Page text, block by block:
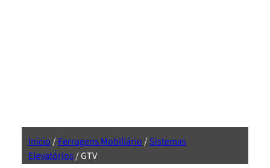
Início/Ferragens Mobiliário/Sistemas
Elevatórios/ GTV